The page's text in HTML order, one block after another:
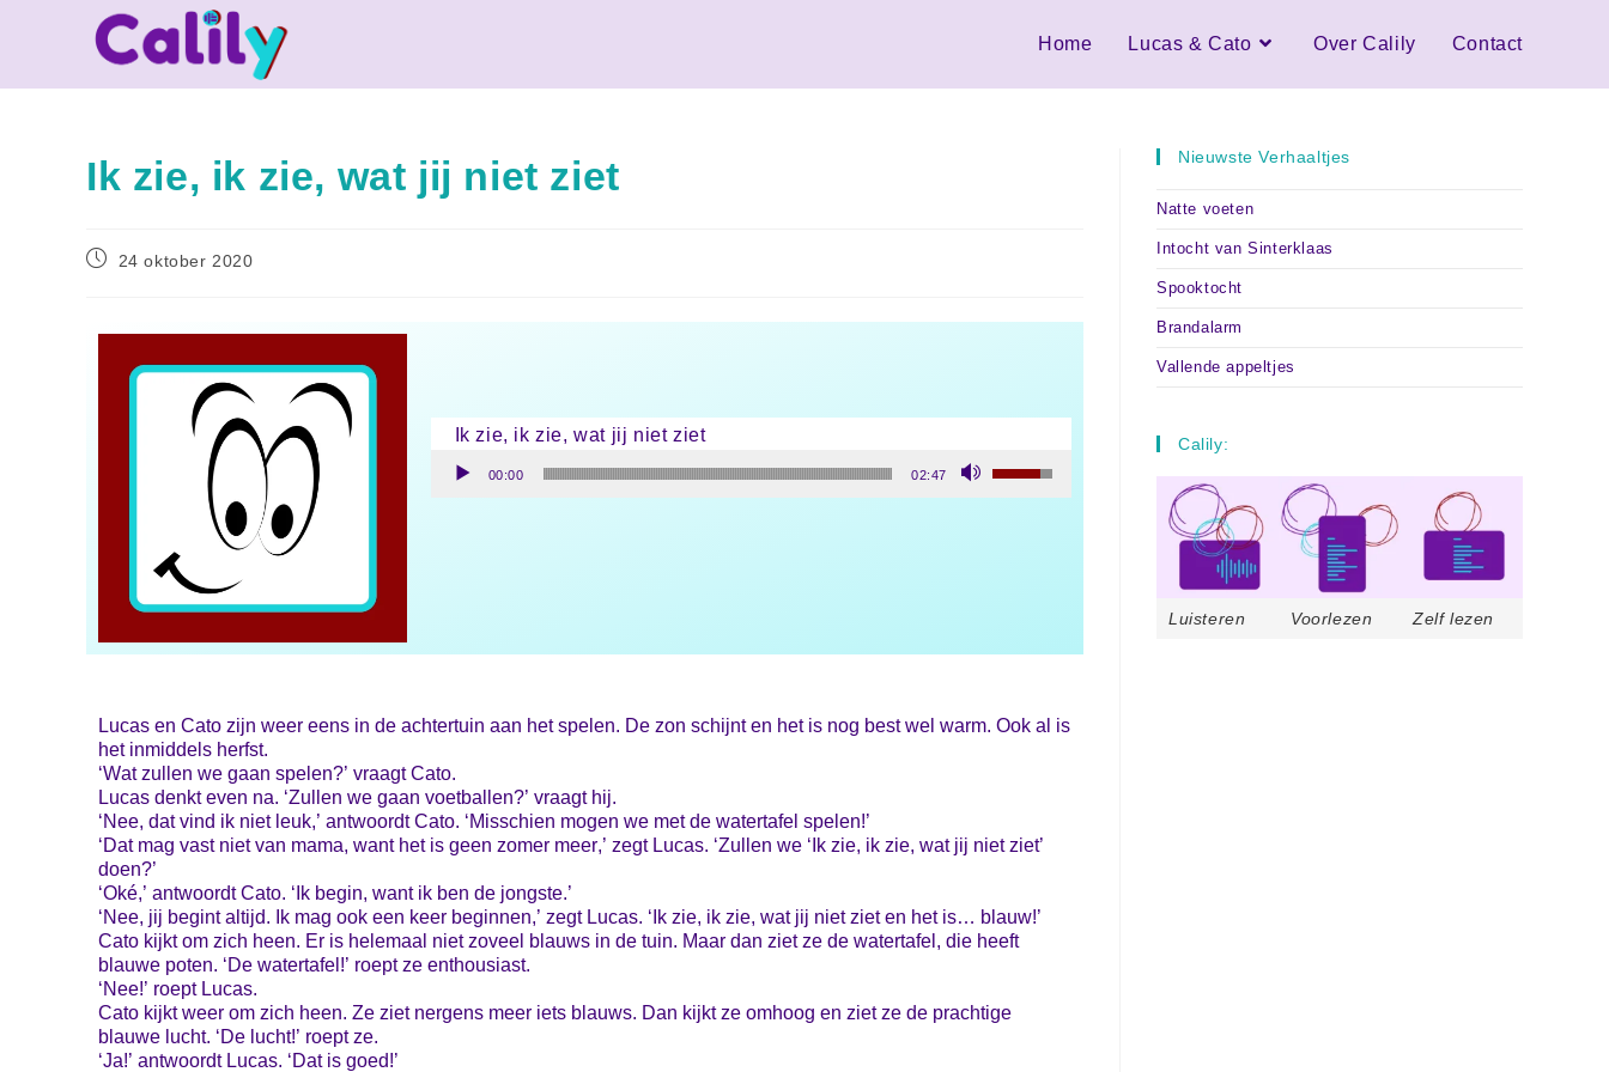
Home Lucas & Cato Over Calily Contact
Ik zie, ik zie, wat jij niet ziet
24 oktober 2020
Ik zie, ik zie, wat jij niet ziet
Audiospeler
00:00 02:47
Lucas en Cato zijn weer eens in de achtertuin aan het spelen. De zon schijnt en het is nog best wel warm. Ook al is
het inmiddels herfst.
‘Wat zullen we gaan spelen?’ vraagt Cato.
Lucas denkt even na. ‘Zullen we gaan voetballen?’ vraagt hij.
‘Nee, dat vind ik niet leuk,’ antwoordt Cato. ‘Misschien mogen we met de watertafel spelen!’
‘Dat mag vast niet van mama, want het is geen zomer meer,’ zegt Lucas. ‘Zullen we ‘Ik zie, ik zie, wat jij niet ziet’
doen?’
‘Oké,’ antwoordt Cato. ‘Ik begin, want ik ben de jongste.’
‘Nee, jij begint altijd. Ik mag ook een keer beginnen,’ zegt Lucas. ‘Ik zie, ik zie, wat jij niet ziet en het is… blauw!’
Cato kijkt om zich heen. Er is helemaal niet zoveel blauws in de tuin. Maar dan ziet ze de watertafel, die heeft
blauwe poten. ‘De watertafel!’ roept ze enthousiast.
‘Nee!’ roept Lucas.
Cato kijkt weer om zich heen. Ze ziet nergens meer iets blauws. Dan kijkt ze omhoog en ziet ze de prachtige
blauwe lucht. ‘De lucht!’ roept ze.
‘Ja!’ antwoordt Lucas. ‘Dat is goed!’
Nieuwste Verhaaltjes
Natte voeten
Intocht van Sinterklaas
Spooktocht
Brandalarm
Vallende appeltjes
Calily:
Luisteren Voorlezen Zelf lezen